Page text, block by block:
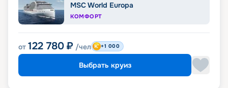
MSC World Europa
КОМФОРТ
от 122 780 ₽ /чел +1 000
Выбрать круиз